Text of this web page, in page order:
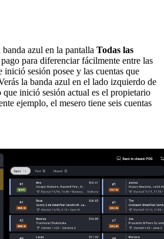
azul en la pantalla Todas las
para diferenciar fácilmente entre las
inició sesión posee y las cuentas que
la banda azul en el lado izquierdo de
que inició sesión actual es el propietario
ejemplo, el mesero tiene seis cuentas